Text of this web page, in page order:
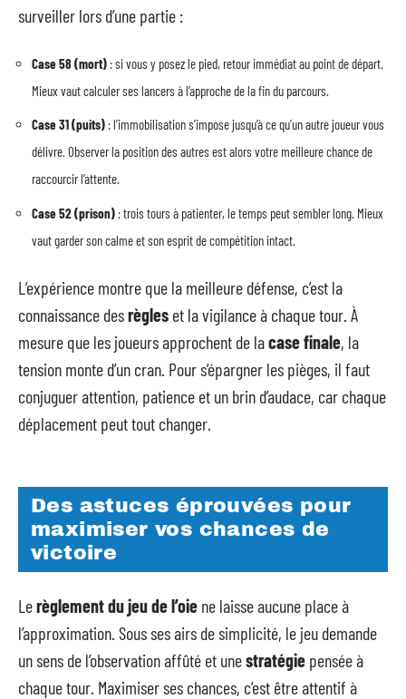
surveiller lors d’une partie :
Case 58 (mort) : si vous y posez le pied, retour immédiat au point de départ.
Mieux vaut calculer ses lancers à l’approche de la fin du parcours.
Case 31 (puits) : l’immobilisation s’impose jusqu’à ce qu’un autre joueur vous
délivre. Observer la position des autres est alors votre meilleure chance de
raccourcir l’attente.
Case 52 (prison) : trois tours à patienter, le temps peut sembler long. Mieux
vaut garder son calme et son esprit de compétition intact.
L’expérience montre que la meilleure défense, c’est la
connaissance desrègles et la vigilance à chaque tour. À
mesure que les joueurs approchent de lacase finale, la
tension monte d’un cran. Pour s’épargner les pièges, il faut
conjuguer attention, patience et un brin d’audace, car chaque
déplacement peut tout changer.
Des astuces éprouvées pour
maximiser vos chances de
victoire
Lerèglement du jeu de l’oie ne laisse aucune place à
l’approximation. Sous ses airs de simplicité, le jeu demande
un sens de l’observation affûté et unestratégie pensée à
chaque tour. Maximiser ses chances, c’est être attentif à